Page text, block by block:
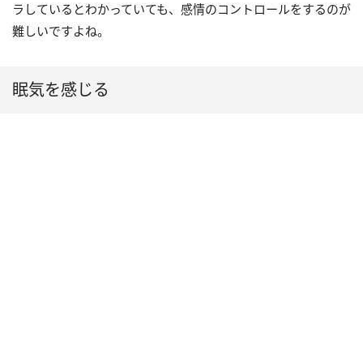
ラしているとわかっていても、感情のコントロールをするのが
難しいですよね。
眠気を感じる